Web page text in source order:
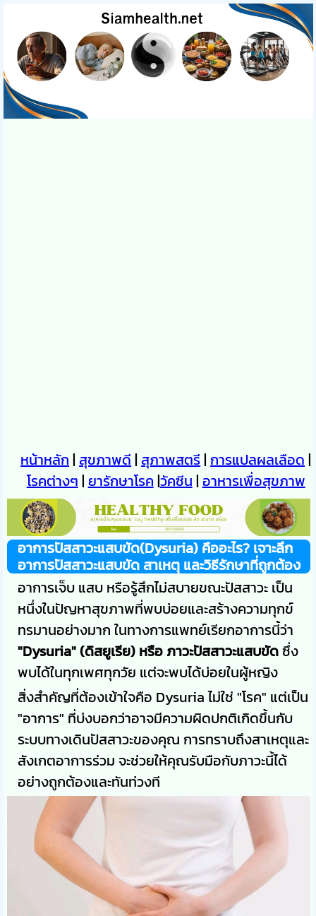
หน้าหลัก | สุขภาพดี | สุภาพสตรี|การแปลผลเลือด |
โรคต่างๆ | ยารักษาโรค |วัคซีน | อาหารเพื่อสุขภาพ
อาการปัสสาวะแสบขัด(Dysuria) คืออะไร? เจาะลึก
อาการปัสสาวะแสบขัด สาเหตุ และวิธีรักษาที่ถูกต้อง
อาการเจ็บ แสบ หรือรู้สึกไม่สบายขณะปัสสาวะ เป็น
หนึ่งในปัญหาสุขภาพที่พบบ่อยและสร้างความทุกข์
ทรมานอย่างมาก ในทางการแพทย์เรียกอาการนี้ว่า
"Dysuria" (ดิสยูเรีย) หรือ ภาวะปัสสาวะแสบขัดซึ่ง
พบได้ในทุกเพศทุกวัย แต่จะพบได้บ่อยในผู้หญิง
สิ่งสำคัญที่ต้องเข้าใจคือ Dysuria ไม่ใช่ "โรค" แต่เป็น
"อาการ" ที่บ่งบอกว่าอาจมีความผิดปกติเกิดขึ้นกับ
ระบบทางเดินปัสสาวะของคุณ การทราบถึงสาเหตุและ
สังเกตอาการร่วม จะช่วยให้คุณรับมือกับภาวะนี้ได้
อย่างถูกต้องและทันท่วงที